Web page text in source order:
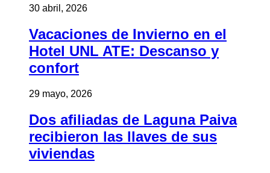
30 abril, 2026
Vacaciones de Invierno en el
Hotel UNL ATE: Descanso y
confort
29 mayo, 2026
Dos afiliadas de Laguna Paiva
recibieron las llaves de sus
viviendas